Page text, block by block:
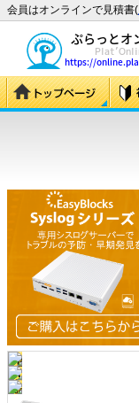
会員はオンラインで見積書(